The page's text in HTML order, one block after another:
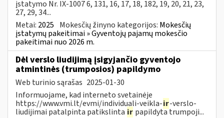
įstatymo Nr. IX-1007 6, 131, 16, 17, 18, 182, 19, 20, 21, 23,
27, 29, 34...
Metai: 2025 Mokesčių žinyno kategorijos: Mokesčių
įstatymų pakeitimai » Gyventojų pajamų mokesčio
pakeitimai nuo 2026 m.
Dėl verslo liudijimą įsigyjančio gyventojo
atmintinės (trumposios) papildymo
Web turinio sąrašas 2025-01-30
Informuojame, kad interneto svetainėje
https://www.vmi.lt/evmi/individuali-veikla-ir-verslo-
liudijimai patalpinta patikslinta ir papildyta trumpoji...